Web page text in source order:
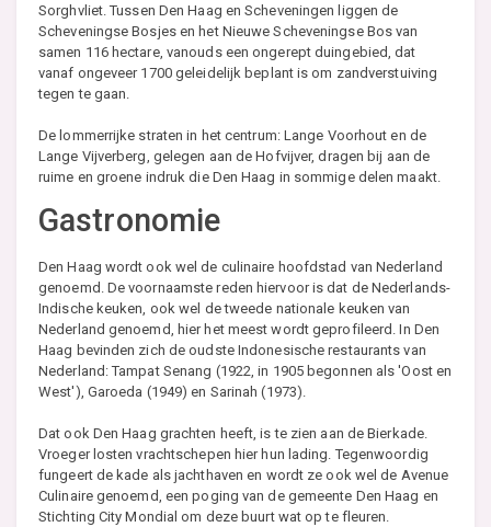
Sorghvliet. Tussen Den Haag en Scheveningen liggen de
Scheveningse Bosjes en het Nieuwe Scheveningse Bos van
samen 116 hectare, vanouds een ongerept duingebied, dat
vanaf ongeveer 1700 geleidelijk beplant is om zandverstuiving
tegen te gaan.
De lommerrijke straten in het centrum: Lange Voorhout en de
Lange Vijverberg, gelegen aan de Hofvijver, dragen bij aan de
ruime en groene indruk die Den Haag in sommige delen maakt.
Gastronomie
Den Haag wordt ook wel de culinaire hoofdstad van Nederland
genoemd. De voornaamste reden hiervoor is dat de Nederlands-
Indische keuken, ook wel de tweede nationale keuken van
Nederland genoemd, hier het meest wordt geprofileerd. In Den
Haag bevinden zich de oudste Indonesische restaurants van
Nederland: Tampat Senang (1922, in 1905 begonnen als 'Oost en
West'), Garoeda (1949) en Sarinah (1973).
Dat ook Den Haag grachten heeft, is te zien aan de Bierkade.
Vroeger losten vrachtschepen hier hun lading. Tegenwoordig
fungeert de kade als jachthaven en wordt ze ook wel de Avenue
Culinaire genoemd, een poging van de gemeente Den Haag en
Stichting City Mondial om deze buurt wat op te fleuren.